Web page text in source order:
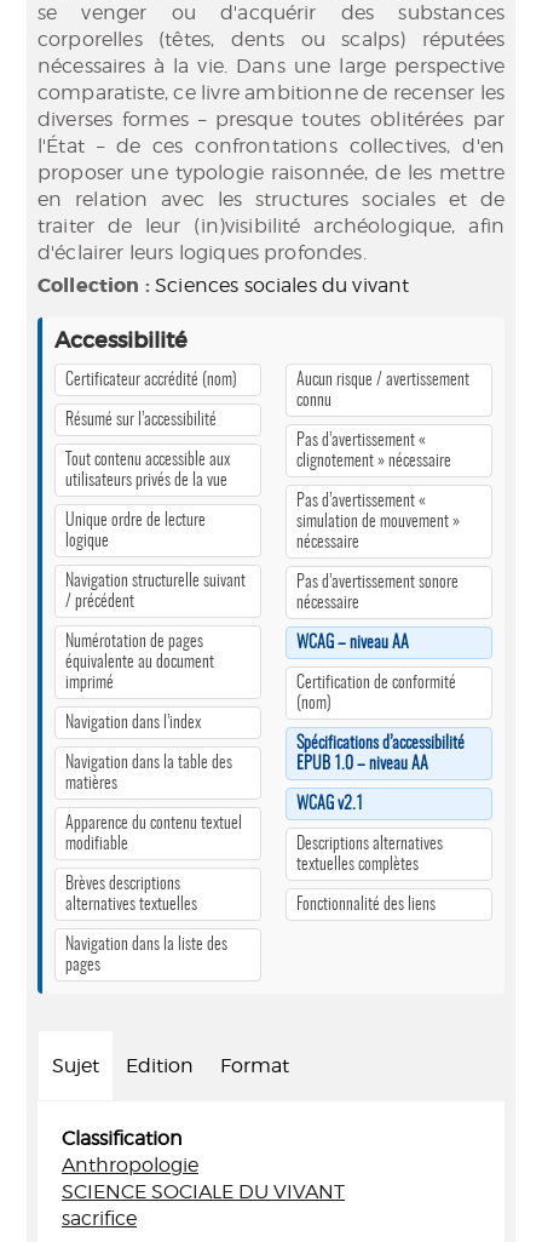
se venger ou d'acquérir des substances
corporelles (têtes, dents ou scalps) réputées
nécessaires à la vie. Dans une large perspective
comparatiste, ce livre ambitionne de recenser les
diverses formes – presque toutes oblitérées par
l'État – de ces confrontations collectives, d'en
proposer une typologie raisonnée, de les mettre
en relation avec les structures sociales et de
traiter de leur (in)visibilité archéologique, afin
d'éclairer leurs logiques profondes.
Collection : Sciences sociales du vivant
Accessibilité
Certificateur accrédité (nom)
Résumé sur l’accessibilité
Tout contenu accessible aux
utilisateurs privés de la vue
Unique ordre de lecture
logique
Navigation structurelle suivant
/ précédent
Numérotation de pages
équivalente au document
imprimé
Navigation dans l’index
Navigation dans la table des
matières
Apparence du contenu textuel
modifiable
Brèves descriptions
alternatives textuelles
Navigation dans la liste des
pages
Aucun risque / avertissement
connu
Pas d’avertissement «
clignotement » nécessaire
Pas d’avertissement «
simulation de mouvement »
nécessaire
Pas d’avertissement sonore
nécessaire
WCAG – niveau AA
Certification de conformité
(nom)
Spécifications d’accessibilité
EPUB 1.0 – niveau AA
WCAG v2.1
Descriptions alternatives
textuelles complètes
Fonctionnalité des liens
Sujet Edition Format
Classification
Anthropologie
SCIENCE SOCIALE DU VIVANT
sacrifice